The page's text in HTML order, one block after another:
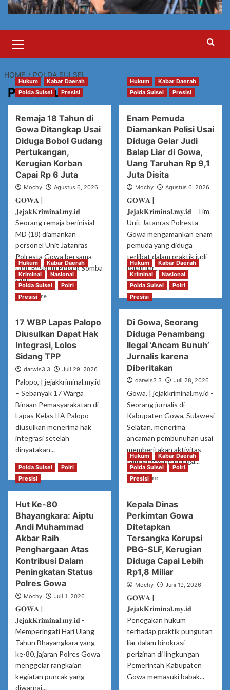
Menu
HOME POLDA SULSEL
Polda Sulsel
Hukum
Kabar Daerah
Polda Sulsel
Presisi
Remaja 18 Tahun di
Gowa Ditangkap Usai
Diduga Bobol Gudang
Pertukangan,
Kerugian Korban
Capai Rp 6 Juta
Mochy Agustus 6, 2026
𝐆𝐎𝐖𝐀 |
𝐉𝐞𝐣𝐚𝐤𝐊𝐫𝐢𝐦𝐢𝐧𝐚𝐥.𝐦𝐲.𝐢𝐝 -
Seorang remaja berinisial
MD (18) diamankan
personel Unit Jatanras
Polresta Gowa bersama
Unit Reskrim Polsek Somba
Opu...
Read MoreRead
Remaja
18
Tahun
di
Ditangkap
Usai
Diduga
Pertukangan,
Kerugian
Korban
Capai
6
Juta
Hukum
Kabar Daerah
Polda Sulsel
Presisi
Enam Pemuda
Diamankan Polisi Usai
Diduga Gelar Judi
Balap Liar di Gowa,
Uang Taruhan Rp 9,1
Juta Disita
Mochy Agustus 6, 2026
𝐆𝐎𝐖𝐀 |
𝐉𝐞𝐣𝐚𝐤𝐊𝐫𝐢𝐦𝐢𝐧𝐚𝐥.𝐦𝐲.𝐢𝐝 - Tim
Unit Jatanras Polresta
Gowa mengamankan enam
pemuda yang diduga
terlibat dalam praktik judi
balap liar...
Read MoreRead
more
Pemuda
Diamankan
Diduga
Gelar
Judi
Balap
di
Gowa,
Uang
Taruhan
Rp
9,1
Juta
Disita
Hukum
Kabar Daerah
Kriminal
Nasional
Polda Sulsel
Polri
Presisi
17 WBP Lapas Palopo
Diusulkan Dapat Hak
Integrasi, Lolos
Sidang TPP
darwis3 3 Juli 29, 2026
Palopo, | jejakkriminal.my.id
– Sebanyak 17 Warga
Binaan Pemasyarakatan di
Lapas Kelas IIA Palopo
diusulkan menerima hak
integrasi setelah
dinyatakan...
Read MoreRead
more
WBP
Lapas
Palopo
Diusulkan
Dapat
Hak
Integrasi,
Lolos
Sidang
TPP
Hukum
Kabar Daerah
Kriminal
Nasional
Polda Sulsel
Polri
Presisi
Di Gowa, Seorang
Diduga Penambang
Ilegal ‘Ancam Bunuh’
Jurnalis karena
Diberitakan
darwis3 3 Juli 28, 2026
Gowa, | jejakkriminal.my.id -
Seorang jurnalis di
Kabupaten Gowa, Sulawesi
Selatan, menerima
ancaman pembunuhan usai
memberitakan aktivitas
tambang yang diduga...
Read MoreRead
Di
Gowa,
Seorang
Diduga
Penambang
Ilegal
‘Ancam
Bunuh’
Jurnalis
Polda Sulsel
Polri
Presisi
Hut Ke-80
Bhayangkara: Aiptu
Andi Muhammad
Akbar Raih
Penghargaan Atas
Kontribusi Dalam
Peningkatan Status
Polres Gowa
Mochy Juli 1, 2026
𝐆𝐎𝐖𝐀 |
𝐉𝐞𝐣𝐚𝐤𝐊𝐫𝐢𝐦𝐢𝐧𝐚𝐥.𝐦𝐲.𝐢𝐝 -
Memperingati Hari Ulang
Tahun Bhayangkara yang
ke-80, jajaran Polres Gowa
menggelar rangkaian
kegiatan puncak yang
diwarnai...
Hukum
Kabar Daerah
Polda Sulsel
Polri
Presisi
Kepala Dinas
Perkimtan Gowa
Ditetapkan
Tersangka Korupsi
PBG-SLF, Kerugian
Diduga Capai Lebih
Rp1,8 Miliar
Mochy Juni 19, 2026
𝐆𝐎𝐖𝐀 |
𝐉𝐞𝐣𝐚𝐤𝐊𝐫𝐢𝐦𝐢𝐧𝐚𝐥.𝐦𝐲.𝐢𝐝 -
Penegakan hukum
terhadap praktik pungutan
liar dalam birokrasi
perizinan di lingkungan
Pemerintah Kabupaten
Gowa memasuki babak...